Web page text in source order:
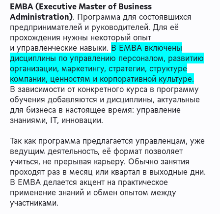
EMBA (Executive Master of Business
Administration). Программа для состоявшихся
предпринимателей и руководителей. Для её
прохождения нужны некоторый опыт
и управленческие навыки. В EMBA включены
дисциплины по управлению персоналом, развитию
организации, маркетингу, стратегии, структуре
компании, ценностям и корпоративной культуре.
В зависимости от конкретного курса в программу
обучения добавляются и дисциплины, актуальные
для бизнеса в настоящее время: управление
знаниями, IT, инновации.
Так как программа предлагается управленцам, уже
ведущим деятельность, её формат позволяет
учиться, не прерывая карьеру. Обычно занятия
проходят раз в месяц или квартал в выходные дни.
В EMBA делается акцент на практическое
применение знаний и обмен опытом между
участниками.